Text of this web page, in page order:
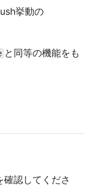
挙動の
と同等の機能をも
認してくださ